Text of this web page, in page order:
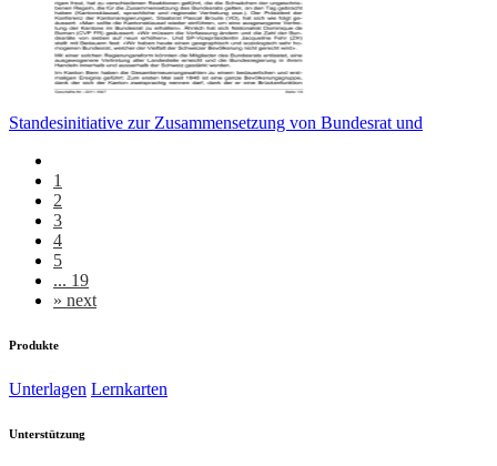
Standesinitiative zur Zusammensetzung von Bundesrat und
1
2
3
4
5
... 19
» next
Produkte
Unterlagen Lernkarten
Unterstützung